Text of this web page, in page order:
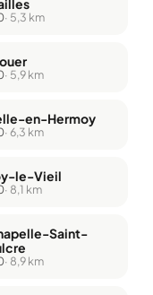
· 5,3 km
· 5,9 km
en-Hermoy
· 6,3 km
le-Vieil
· 8,1 km
Saint-
· 8,9 km